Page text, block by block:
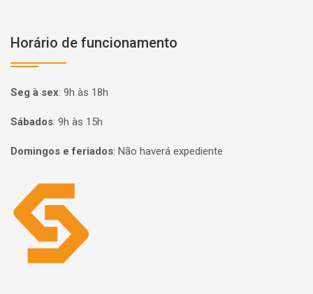
Horário de funcionamento
Seg à sex: 9h às 18h
Sábados: 9h às 15h
Domingos e feriados: Não haverá expediente
Página inicial